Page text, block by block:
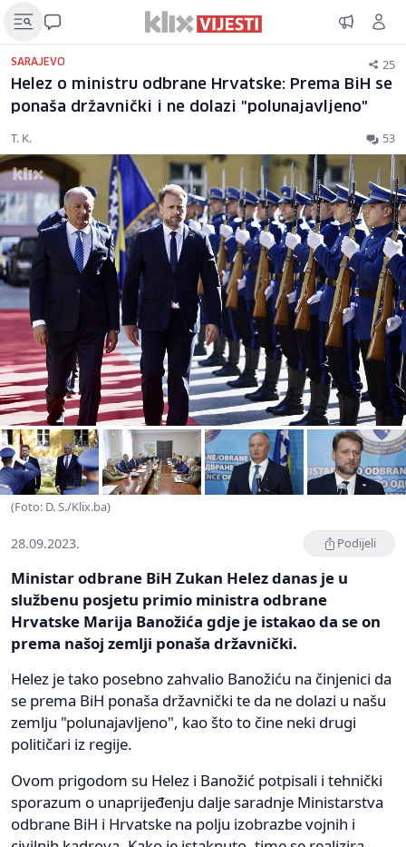
SARAJEVO 25
Helez o ministru odbrane Hrvatske: Prema BiH se
ponaša državnički i ne dolazi "polunajavljeno"
T. K. 53
(Foto: D. S./Klix.ba)
28.09.2023. Podijeli
Ministar odbrane BiH Zukan Helez danas je u
službenu posjetu primio ministra odbrane
Hrvatske Marija Banožića gdje je istakao da se on
prema našoj zemlji ponaša državnički.
Helez je tako posebno zahvalio Banožiću na činjenici da
se prema BiH ponaša državnički te da ne dolazi u našu
zemlju "polunajavljeno", kao što to čine neki drugi
političari iz regije.
Ovom prigodom su Helez i Banožić potpisali i tehnički
sporazum o unaprijeđenju dalje saradnje Ministarstva
odbrane BiH i Hrvatske na polju izobrazbe vojnih i